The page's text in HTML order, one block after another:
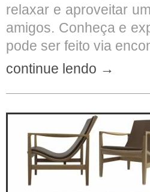
relaxar e aproveitar
amigos. Conheça e
pode ser feito via
continue lendo →